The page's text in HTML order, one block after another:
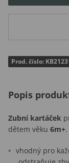
Prod. číslo:
Popis
Zubní kartáček
dětem věku 6m+
vhodný pro